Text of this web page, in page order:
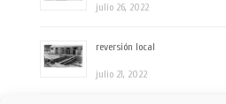
julio 26, 2022
reversión local
julio 21, 2022